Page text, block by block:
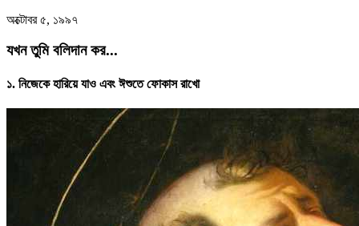
অক্টোবর ৫, ১৯৯৭
যখন তুমি বলিদান কর...
১. নিজেকে হারিয়ে যাও এবং ঈশুতে ফোকাস রাখো